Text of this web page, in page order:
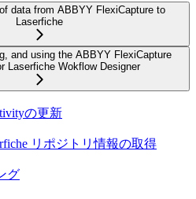
data from ABBYY FlexiCapture to
Laserfiche
and using the ABBYY FlexiCapture
Laserfiche Wokflow Designer
の更新
リポジトリ情報の取得
グ